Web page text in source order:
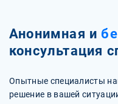
Анонимная и
консультация
Опытные специалисты
решение в вашей